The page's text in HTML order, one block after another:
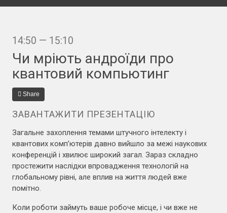
14:50 — 15:10
Чи мріють андроїди про
квантовий компьютинг
Share
ЗАВАНТАЖИТИ ПРЕЗЕНТАЦІЮ
Загальне захоплення темами штучного інтелекту і
квантових комп’ютерів давно вийшло за межі наукових
конференцій і хвилює широкий загал. Зараз складно
простежити наслідки впровадження технологій на
глобальному рівні, але вплив на життя людей вже
помітно.
Коли роботи займуть ваше робоче місце, і чи вже не